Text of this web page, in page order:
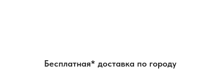
Бесплатная* доставка по городу